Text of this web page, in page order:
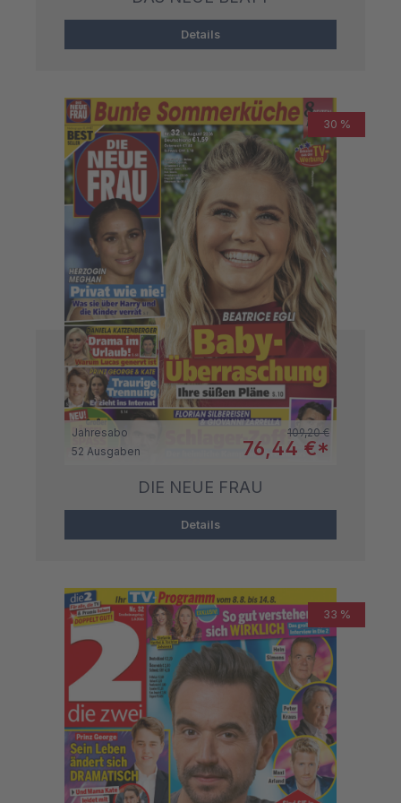
Details
30 %
Jahresabo Regulärer Preis:
109,20 €
52 Ausgaben
Verkaufspreis:
76,44 €*
DIE NEUE FRAU
Details
33 %